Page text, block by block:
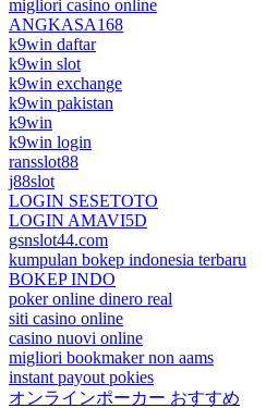
migliori casino online
ANGKASA168
k9win daftar
k9win slot
k9win exchange
k9win pakistan
k9win
k9win login
ransslot88
j88slot
LOGIN SESETOTO
LOGIN AMAVI5D
gsnslot44.com
kumpulan bokep indonesia terbaru
BOKEP INDO
poker online dinero real
siti casino online
casino nuovi online
migliori bookmaker non aams
instant payout pokies
オンラインポーカー おすすめ